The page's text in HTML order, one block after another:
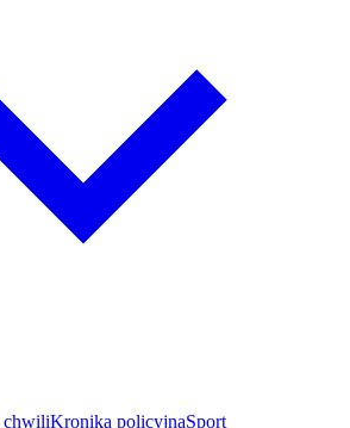
chwiliKronika policyjnaSport